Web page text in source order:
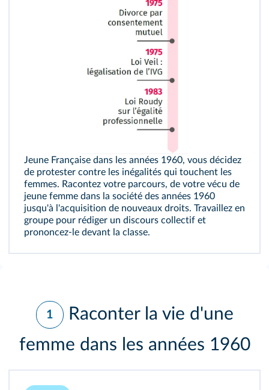
Jeune Française dans les années 1960, vous décidez
de protester contre les inégalités qui touchent les
femmes. Racontez votre parcours, de votre vécu de
jeune femme dans la société des années 1960
jusqu'à l'acquisition de nouveaux droits. Travaillez en
groupe pour rédiger un discours collectif et
prononcez-le devant la classe.
1
Raconter la vie d'une
femme dans les années 1960